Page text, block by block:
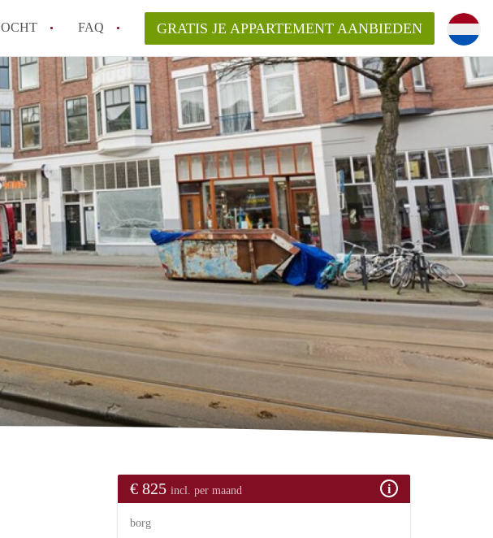
FAQ
AppartementRotterdam!
om te reageren op een Appartement in Rotterdam?
van AppartementenRotterdam?
bemiddelingsvergoeding?
vragen
GRATIS JE APPARTEMENT AANBIEDEN
€ 825 incl. per maand
borg